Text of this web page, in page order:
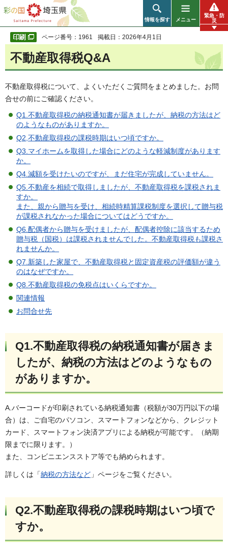
彩の国 埼玉県
情報を探す メニュー
緊急・防
災
ページ番号：1961 掲載日：2026年4月1日
不動産取得税Q&A
不動産取得税について、よくいただくご質問をまとめました。お問
合せの前にご確認ください。
Q1.不動産取得税の納税通知書が届きましたが、納税の方法はど
のようなものがありますか。
Q2,不動産取得税の課税時期はいつ頃ですか。
Q3.マイホームを取得した場合にどのような軽減制度があります
か。
Q4.減額を受けたいのですが、まだ住宅が完成していません。
Q5.不動産を相続で取得しましたが、不動産取得税を課税されま
すか。
また、親から贈与を受け、相続時精算課税制度を選択して贈与税
が課税されなかった場合についてはどうですか。
Q6.配偶者から贈与を受けましたが、配偶者控除に該当するため
贈与税（国税）は課税されませんでした。不動産取得税も課税さ
れませんか。
Q7.新築した家屋で、不動産取得税と固定資産税の評価額が違う
のはなぜですか。
Q8.不動産取得税の免税点はいくらですか。
関連情報
お問合せ先
Q1.不動産取得税の納税通知書が届きま
したが、納税の方法はどのようなもの
がありますか。
A.バーコードが印刷されている納税通知書（税額が30万円以下の場
合）は、ご自宅のパソコン、スマートフォンなどから、クレジット
カード、スマートフォン決済アプリによる納税が可能です。（納期
限までに限ります。）
また、コンビニエンスストア等でも納められます。
詳しくは「納税の方法など 」ページをご覧ください。
Q2.不動産取得税の課税時期はいつ頃で
すか。